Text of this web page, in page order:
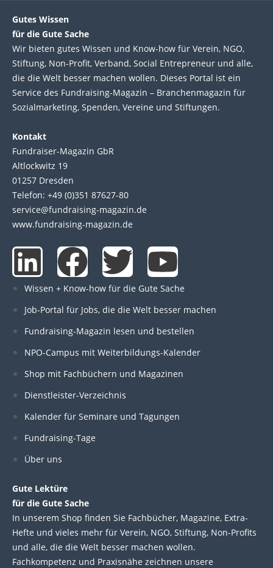
Gutes Wissen
für die Gute Sache
Wir bie­ten gutes Wis­sen und Know-how für Ver­ein, NGO,
Stif­tung, Non-Profit, Ver­band, Social Entre­pre­neur und alle,
die die Welt bes­ser machen wol­len. Die­ses Por­tal ist ein
Service des Fund­raising-Magazin – Bran­chen­magazin für
Sozial­marke­ting, Spen­den, Ver­eine und Stif­tun­gen.
Kontakt
Fundraiser-Magazin GbR
Altlockwitz 19
01257 Dresden
Telefon: +49 (0)351 87627-80
service@fundraising-magazin.de
www.fundraising-magazin.de
L
i
n
k
e
d
i
n
F
a
c
e
b
o
o
T
w
i
t
t
e
Y
o
u
t
u
b
Wissen + Know-how für die Gute Sache
Job-Portal für Jobs, die die Welt besser machen
Fundraising-Magazin lesen und bestellen
NPO-Campus mit Weiterbildungs-Kalender
Shop mit Fachbüchern und Magazinen
Dienstleister-Verzeichnis
Kalender für Seminare und Tagungen
Fundraising-Tage
Über uns
Gute Lektüre
für die Gute Sache
In unserem Shop finden Sie Fachbücher, Magazine, Extra-
Hefte und vieles mehr für Verein, NGO, Stiftung, Non-Profits
und alle, die die Welt besser machen wollen.
Fachkompetenz und Praxisnähe zeichnen unsere